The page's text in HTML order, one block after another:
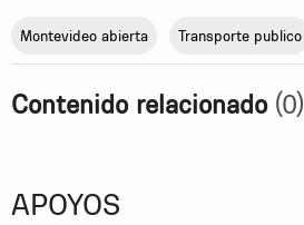
Montevideo abierta Transporte publico
Contenido relacionado (0)
APOYOS